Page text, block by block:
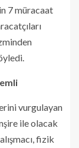
7 müracaat
vurgulayan
ile olacak
fizik